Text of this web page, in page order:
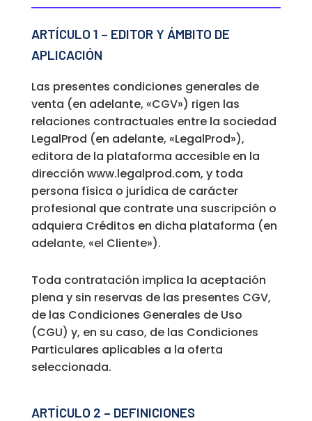
ARTÍCULO 1 – EDITOR Y ÁMBITO DE
APLICACIÓN
Las presentes condiciones generales de
venta (en adelante, «CGV») rigen las
relaciones contractuales entre la sociedad
LegalProd (en adelante, «LegalProd»),
editora de la plataforma accesible en la
dirección www.legalprod.com, y toda
persona física o jurídica de carácter
profesional que contrate una suscripción o
adquiera Créditos en dicha plataforma (en
adelante, «el Cliente»).
Toda contratación implica la aceptación
plena y sin reservas de las presentes CGV,
de las Condiciones Generales de Uso
(CGU) y, en su caso, de las Condiciones
Particulares aplicables a la oferta
seleccionada.
ARTÍCULO 2 – DEFINICIONES